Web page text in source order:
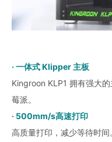
· 一体式 Klipper 主板
Kingroon KLP1 拥有强大
莓派。
· 500mm/s高速打印
高质量打印，减少等待时